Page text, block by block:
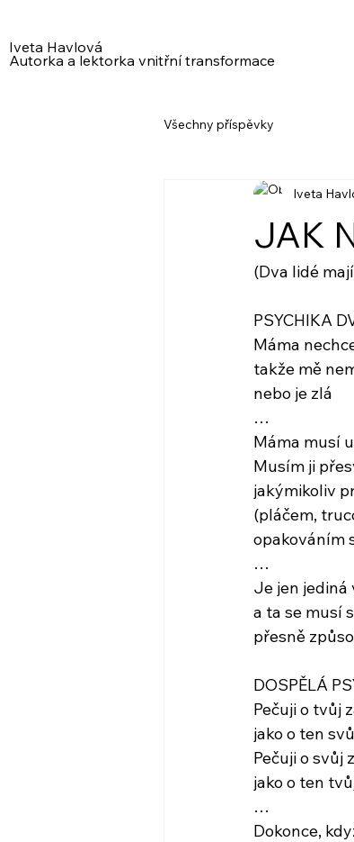
Iveta Havlová
Autorka a lektorka vnitřní transformace
Všechny příspěvky
JAK
Iveta
(Dva lidé
PSYCHIKA
Máma
takže mě
nebo je zlá
…
Máma musí
Musím ji
jakýmikoliv
(pláčem,
opakováním
…
Je jen jediná
a ta se musí
přesně
DOSPĚLÁ
Pečuji o tvůj
jako o ten
Pečuji o svůj
jako o ten
…
Dokonce,